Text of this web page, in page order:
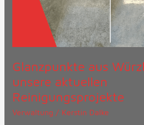
Glanzpunkte aus
unsere aktuellen
Reinigungsprojekte
Verwaltung / Kerstin Dalke